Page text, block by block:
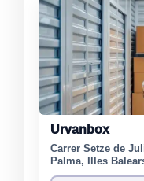
Urvanbox
Carrer Setze de
Palma, Illes